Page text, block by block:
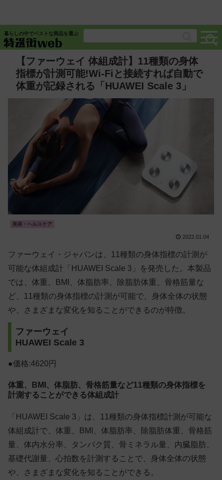
暮らしの中でベストな商品を選ぶ
【ファーウェイ 体組成計】11種類の身体
指標が計測可能!Wi-Fiと接続すれば自動で
体重が記録される「HUAWEI Scale 3」
美容・ヘルスケア
2022.01.04
ファーウェイ・ジャパンは、11種類の身体指標の計測が
可能な体組成計「HUAWEI Scale 3」を発売した。本製品
では、体重、BMI、体脂肪率、除脂肪体重、骨格筋量な
ど、11種類の身体指標の計測が可能で、身体全体の状態
や、さまざまな変化を知ることができるのが特徴。
ファーウェイ
HUAWEI Scale 3
●価格:4620円
体重、BMI、体脂肪、骨格筋量など11種類の身体指標を
計測することができる体組成計
「HUAWEI Scale 3」は、11種類の身体指標計測が可能な
体組成計で、体重、BMI、体脂肪率、除脂肪体重、骨格筋
量、体内水分率、タンパク質、骨ミネラル量、内臓脂肪、
基礎代謝量、心拍数を計測することで、身体全体の状態
や、さまざまな変化を知ることができる。